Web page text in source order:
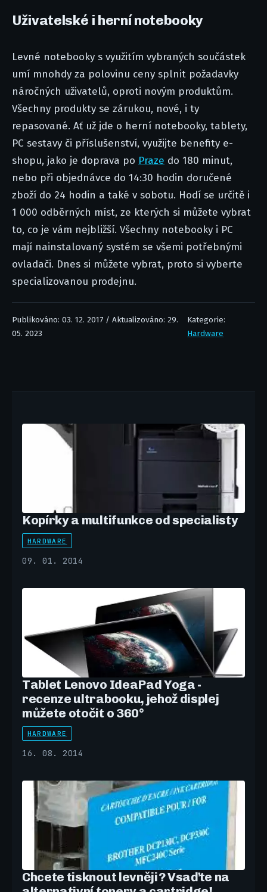
Uživatelské i herní notebooky
Levné notebooky s využitím vybraných součástek
umí mnohdy za polovinu ceny splnit požadavky
náročných uživatelů, oproti novým produktům.
Všechny produkty se zárukou, nové, i ty
repasované. Ať už jde o herní notebooky, tablety,
PC sestavy či příslušenství, využijte benefity e-
shopu, jako je doprava po Praze do 180 minut,
nebo při objednávce do 14:30 hodin doručené
zboží do 24 hodin a také v sobotu. Hodí se určitě i
1 000 odběrných míst, ze kterých si můžete vybrat
to, co je vám nejbližší. Všechny notebooky i PC
mají nainstalovaný systém se všemi potřebnými
ovladači. Dnes si můžete vybrat, proto si vyberte
specializovanou prodejnu.
Publikováno: 03. 12. 2017 / Aktualizováno: 29.
05. 2023
Kategorie:
Hardware
Kopírky a multifunkce od specialisty
HARDWARE
09. 01. 2014
Tablet Lenovo IdeaPad Yoga -
recenze ultrabooku, jehož displej
můžete otočit o 360°
HARDWARE
16. 08. 2014
Chcete tisknout levněji? Vsaďte na